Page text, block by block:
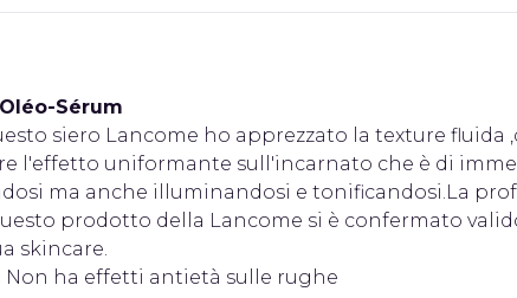
Sérum
siero Lancome ho apprezzato la texture fluida
l'effetto uniformante sull'incarnato che è di
ma anche illuminandosi e tonificandosi.La
prodotto della Lancome si è confermato
skincare.
Non ha effetti antietà sulle rughe